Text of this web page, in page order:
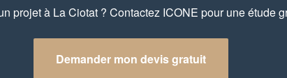
projet à La Ciotat ? Contactez ICONE pour une étude
Demander mon devis gratuit